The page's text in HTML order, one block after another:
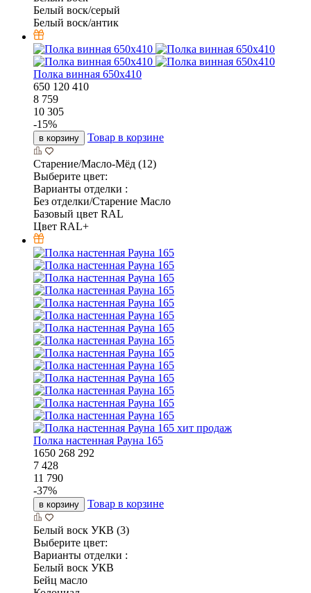
Белый воск/серый
Белый воск/антик
Полка винная 650х410
650 120 410
8 759
10 305
-15%
в корзину Товар в корзине
Старение/Масло-Мёд (12)
Выберите цвет:
Варианты отделки :
Без отделки/Старение Масло
Базовый цвет RAL
Цвет RAL+
хит продаж
Полка настенная Рауна 165
1650 268 292
7 428
11 790
-37%
в корзину Товар в корзине
Белый воск УКВ (3)
Выберите цвет:
Варианты отделки :
Белый воск УКВ
Бейц масло